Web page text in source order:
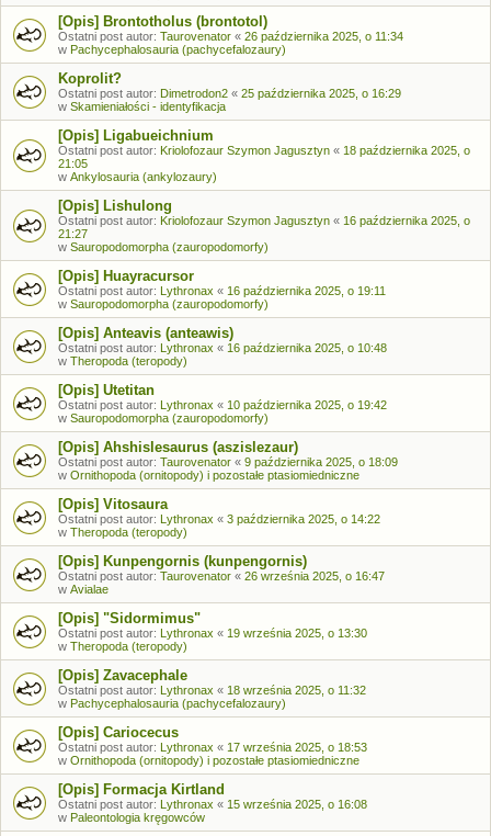
[Opis] Brontotholus (brontotol)
Ostatni post autor: Taurovenator « 26 października 2025, o 11:34
w Pachycephalosauria (pachycefalozaury)
Koprolit?
Ostatni post autor: Dimetrodon2 « 25 października 2025, o 16:29
w Skamieniałości - identyfikacja
[Opis] Ligabueichnium
Ostatni post autor: Kriolofozaur Szymon Jagusztyn « 18 października 2025, o
21:05
w Ankylosauria (ankylozaury)
[Opis] Lishulong
Ostatni post autor: Kriolofozaur Szymon Jagusztyn « 16 października 2025, o
21:27
w Sauropodomorpha (zauropodomorfy)
[Opis] Huayracursor
Ostatni post autor: Lythronax « 16 października 2025, o 19:11
w Sauropodomorpha (zauropodomorfy)
[Opis] Anteavis (anteawis)
Ostatni post autor: Lythronax « 16 października 2025, o 10:48
w Theropoda (teropody)
[Opis] Utetitan
Ostatni post autor: Lythronax « 10 października 2025, o 19:42
w Sauropodomorpha (zauropodomorfy)
[Opis] Ahshislesaurus (aszislezaur)
Ostatni post autor: Taurovenator « 9 października 2025, o 18:09
w Ornithopoda (ornitopody) i pozostałe ptasiomiedniczne
[Opis] Vitosaura
Ostatni post autor: Lythronax « 3 października 2025, o 14:22
w Theropoda (teropody)
[Opis] Kunpengornis (kunpengornis)
Ostatni post autor: Taurovenator « 26 września 2025, o 16:47
w Avialae
[Opis] "Sidormimus"
Ostatni post autor: Lythronax « 19 września 2025, o 13:30
w Theropoda (teropody)
[Opis] Zavacephale
Ostatni post autor: Lythronax « 18 września 2025, o 11:32
w Pachycephalosauria (pachycefalozaury)
[Opis] Cariocecus
Ostatni post autor: Lythronax « 17 września 2025, o 18:53
w Ornithopoda (ornitopody) i pozostałe ptasiomiedniczne
[Opis] Formacja Kirtland
Ostatni post autor: Lythronax « 15 września 2025, o 16:08
w Paleontologia kręgowców